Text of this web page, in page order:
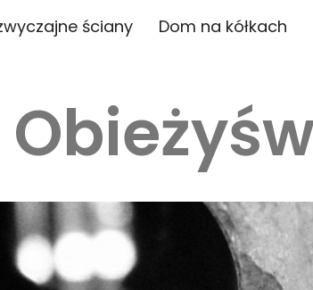
ściany Dom na kółkach